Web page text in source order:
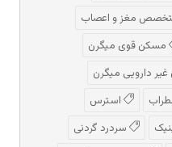
مغز و اعصاب
مسکن قوی میگرن
غیر دارویی میگرن
استرس
سردرد گردنی